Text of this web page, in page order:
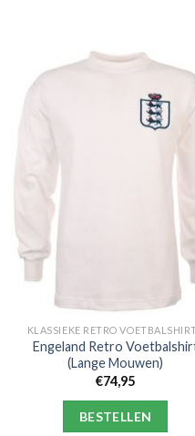
KLASSIEKE RETRO
Engeland Retro
(Lange Mouwen)
€74,95
BESTELLEN